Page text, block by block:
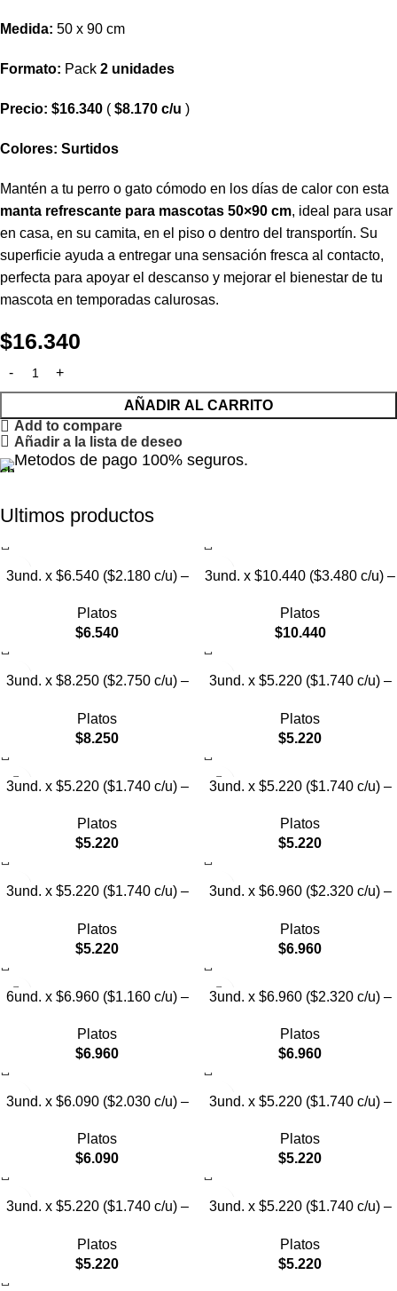
Medida: 50 x 90 cm
Formato: Pack 2 unidades
Precio: $16.340 ( $8.170 c/u )
Colores: Surtidos
Mantén a tu perro o gato cómodo en los días de calor con esta
manta refrescante para mascotas 50×90 cm, ideal para usar
en casa, en su camita, en el piso o dentro del transportín. Su
superficie ayuda a entregar una sensación fresca al contacto,
perfecta para apoyar el descanso y mejorar el bienestar de tu
mascota en temporadas calurosas.
$16.340
AÑADIR AL CARRITO
Add to compare
Añadir a la lista de deseo
Metodos de pago 100% seguros.
Ultimos productos
3und. x $6.540 ($2.180 c/u) –
con Diseño Decorativo
Platos
$6.540
3und. x $10.440 ($3.480 c/u) –
con Bowl de Acero
Platos
$10.440
3und. x $8.250 ($2.750 c/u) –
con Diseño de Gatos
Platos
$8.250
3und. x $5.220 ($1.740 c/u) –
Texturizado
Platos
$5.220
3und. x $5.220 ($1.740 c/u) –
Diseño Pastel
Platos
$5.220
3und. x $5.220 ($1.740 c/u) –
con Diseños Estampados
Platos
$5.220
3und. x $5.220 ($1.740 c/u) –
con Diseño
Platos
$5.220
3und. x $6.960 ($2.320 c/u) –
con Patitas
Platos
$6.960
6und. x $6.960 ($1.160 c/u) –
Platos
$6.960
3und. x $6.960 ($2.320 c/u) –
Pollito
Platos
$6.960
3und. x $6.090 ($2.030 c/u) –
Platos
$6.090
3und. x $5.220 ($1.740 c/u) –
Platos
$5.220
3und. x $5.220 ($1.740 c/u) –
Platos
$5.220
3und. x $5.220 ($1.740 c/u) –
Platos
$5.220